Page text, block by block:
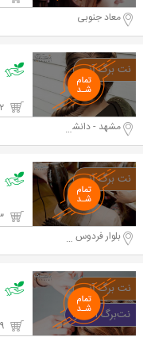
معاد جنوبی
مشهد - دانشجو
بلوار فردوس شرق، روبه روی حسن آباد